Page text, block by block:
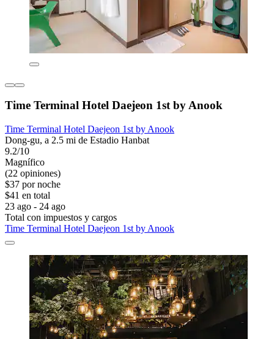
Time Terminal Hotel Daejeon 1st by Anook
Time Terminal Hotel Daejeon 1st by Anook
Dong-gu, a 2.5 mi de Estadio Hanbat
9.2/10
Magnífico
(22 opiniones)
$37 por noche
$41 en total
23 ago - 24 ago
Total con impuestos y cargos
Time Terminal Hotel Daejeon 1st by Anook